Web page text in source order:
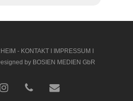
- KONTAKTI IMPRESSUM
by BOSIEN MEDIEN GbR
instagramphone email